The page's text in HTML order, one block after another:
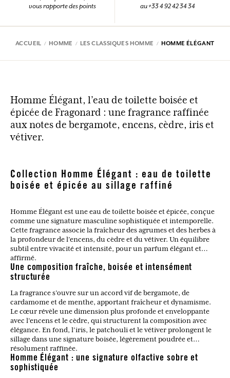
vous rapporte des points
au +33 4 92 42 34 34
ACCUEIL HOMME LES CLASSIQUES HOMME HOMME ÉLÉGANT
Homme Élégant, l’eau de toilette boisée et
épicée de Fragonard : une fragrance raffinée
aux notes de bergamote, encens, cèdre, iris et
vétiver.
Collection Homme Élégant : eau de toilette
boisée et épicée au sillage raffiné
Homme Élégant est une eau de toilette boisée et épicée, conçue
comme une signature masculine sophistiquée et intemporelle.
Cette fragrance associe la fraîcheur des agrumes et des herbes à
la profondeur de l’encens, du cèdre et du vétiver. Un équilibre
subtil entre vivacité et intensité, pour un parfum élégant et
affirmé.
Une composition fraîche, boisée et intensément
structurée
La fragrance s’ouvre sur un accord vif de bergamote, de
cardamome et de menthe, apportant fraîcheur et dynamisme.
Le cœur révèle une dimension plus profonde et enveloppante
avec l’encens et le cèdre, qui structurent la composition avec
élégance. En fond, l’iris, le patchouli et le vétiver prolongent le
sillage dans une signature boisée, légèrement poudrée et
résolument raffinée.
Homme Élégant : une signature olfactive sobre et
sophistiquée